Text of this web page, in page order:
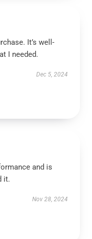
It’s well-
I needed.
Dec 5, 2024
and is
it.
Nov 28, 2024